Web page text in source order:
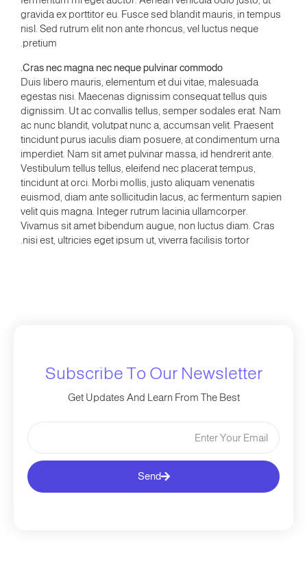
gravida ex porttitor eu. Fusce sed blandit mauris, in tempus
nisl. Sed rutrum elit non ante rhoncus, vel luctus neque
pretium.
Cras nec magna nec neque pulvinar commodo.
Duis libero mauris, elementum et dui vitae, malesuada
egestas nisi. Maecenas dignissim consequat tellus quis
dignissim. Ut ac convallis tellus, semper sodales erat. Nam
ac nunc blandit, volutpat nunc a, accumsan velit. Praesent
tincidunt purus iaculis diam posuere, at condimentum urna
imperdiet. Nam sit amet pulvinar massa, id hendrerit ante.
Vestibulum tellus tellus, eleifend nec placerat tempus,
tincidunt at orci. Morbi mollis, justo aliquam venenatis
euismod, diam ante sollicitudin lacus, ac fermentum sapien
velit quis magna. Integer rutrum lacinia ullamcorper.
Vivamus sit amet bibendum augue, non luctus diam. Cras
nisi est, ultricies eget ipsum ut, viverra facilisis tortor.
Subscribe To Our Newsletter
Get Updates And Learn From The Best
Send